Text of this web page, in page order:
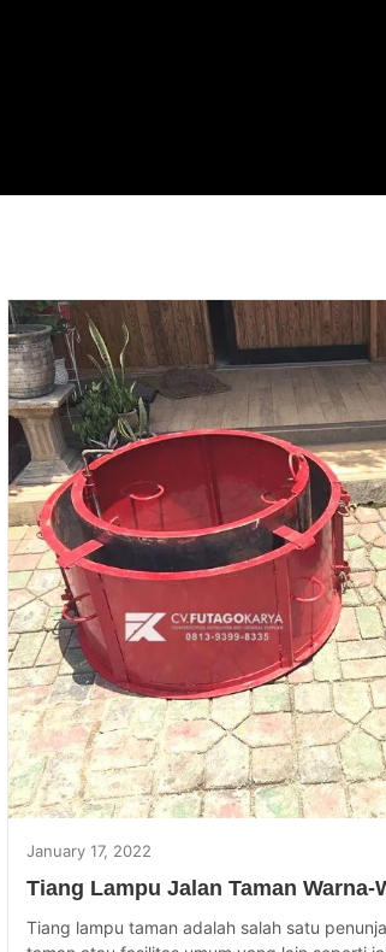
January 17, 2022
Tiang Lampu Jalan Taman Warna-
Tiang lampu taman adalah salah satu